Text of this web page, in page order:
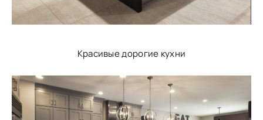
Красивые дорогие кухни